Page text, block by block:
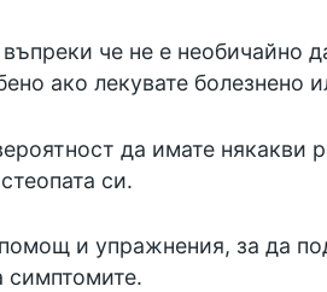
че не е необичайно
ако лекувате болезнено
да имате някакви
си.
и упражнения, за да
симптомите.